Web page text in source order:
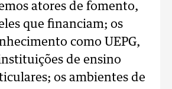
atores de fomento,
que financiam; os
como UEPG,
de ensino
os ambientes de